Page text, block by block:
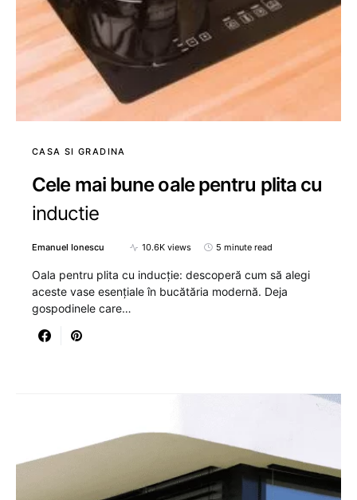
CASA SI GRADINA
Cele mai bune oale pentru plita cu
inductie
Emanuel Ionescu 10.6K views 5 minute read
Oala pentru plita cu inducție: descoperă cum să alegi
aceste vase esențiale în bucătăria modernă. Deja
gospodinele care…